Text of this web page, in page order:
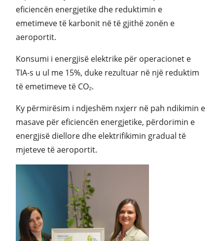
eficiencën energjetike dhe reduktimin e
emetimeve të karbonit në të gjithë zonën e
aeroportit.
Konsumi i energjisë elektrike për operacionet e
TIA-s u ul me 15%, duke rezultuar në një reduktim
të emetimeve të CO₂.
Ky përmirësim i ndjeshëm nxjerr në pah ndikimin e
masave për eficiencën energjetike, përdorimin e
energjisë diellore dhe elektrifikimin gradual të
mjeteve të aeroportit.